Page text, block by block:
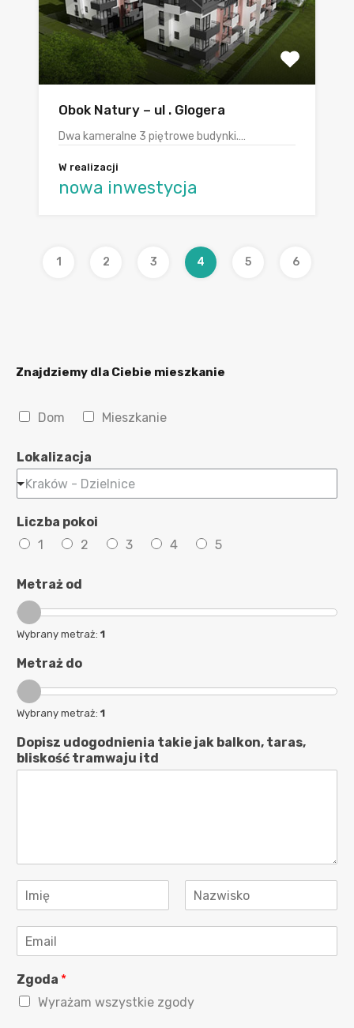
Obok Natury – ul . Glogera
Dwa kameralne 3 piętrowe budynki.…
W realizacji
nowa inwestycja
1 2 3 4 5 6
Znajdziemy dla Ciebie mieszkanie
N
r
o
m
ć
Dom Mieszkanie
Lokalizacja
Kraków - Dzielnice
Liczba pokoi
1
2 3 4 5
Metraż od
Wybrany metraż: 1
Metraż do
Wybrany metraż: 1
Dopisz udogodnienia takie jak balkon, taras,
bliskość tramwaju itd
m
a
z
m
i
l
*
Zgoda *
Wyrażam wszystkie zgody